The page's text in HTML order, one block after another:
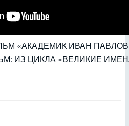
«АКАДЕМИК ИВАН
ИЗ ЦИКЛА «ВЕЛИКИЕ